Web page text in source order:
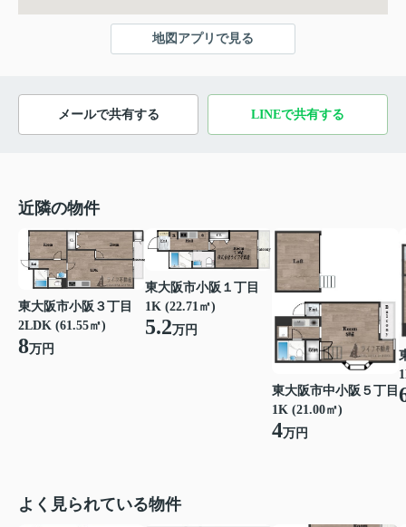
地図アプリで見る
メールで共有する LINEで共有する
近隣の物件
東大阪市小阪３丁目
2LDK (61.55㎡)
8万円
東大阪市小阪１丁目
1K (22.71㎡)
5.2万円
東大阪市中小阪５丁目
1K (21.00㎡)
4万円
よく見られている物件